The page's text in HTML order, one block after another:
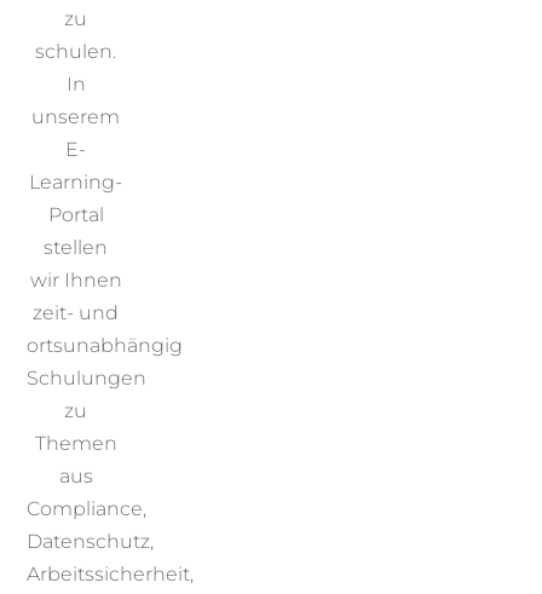
zu
schulen.
In
unserem
E-
Learning-
Portal
stellen
wir Ihnen
zeit- und
ortsunabhängig
Schulungen
zu
Themen
aus
Compliance,
Datenschutz,
Arbeitssicherheit,